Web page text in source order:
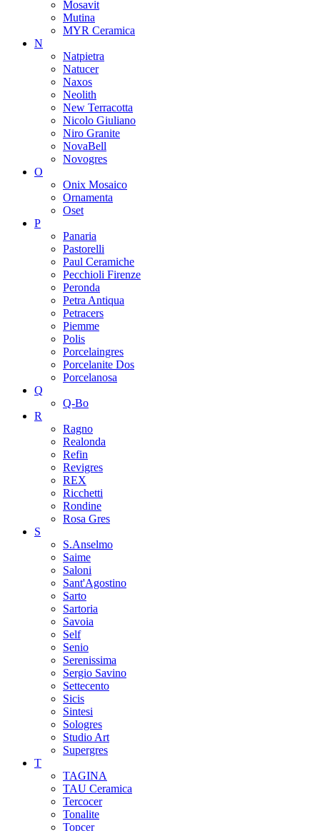
Mosavit
Mutina
MYR Ceramica
N
Natpietra
Natucer
Naxos
Neolith
New Terracotta
Nicolo Giuliano
Niro Granite
NovaBell
Novogres
O
Onix Mosaico
Ornamenta
Oset
P
Panaria
Pastorelli
Paul Ceramiche
Pecchioli Firenze
Peronda
Petra Antiqua
Petracers
Piemme
Polis
Porcelaingres
Porcelanite Dos
Porcelanosa
Q
Q-Bo
R
Ragno
Realonda
Refin
Revigres
REX
Ricchetti
Rondine
Rosa Gres
S
S.Anselmo
Saime
Saloni
Sant'Agostino
Sarto
Sartoria
Savoia
Self
Senio
Serenissima
Sergio Savino
Settecento
Sicis
Sintesi
Sologres
Studio Art
Supergres
T
TAGINA
TAU Ceramica
Tercocer
Tonalite
Topcer